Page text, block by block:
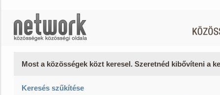
Most a közösségek közt keresel. Szeretnéd kibővíteni a
Keresés szűkítése